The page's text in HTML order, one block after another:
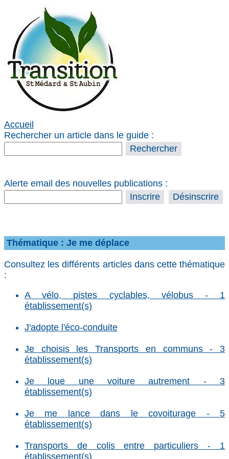
Accueil
Rechercher un article dans le guide :
Alerte email des nouvelles publications :
Thématique : Je me déplace
Consultez les différents articles dans cette thématique
:
A vélo, pistes cyclables, vélobus - 1
établissement(s)
J'adopte l'éco-conduite
Je choisis les Transports en communs - 3
établissement(s)
Je loue une voiture autrement - 3
établissement(s)
Je me lance dans le covoiturage - 5
établissement(s)
Transports de colis entre particuliers - 1
établissement(s)